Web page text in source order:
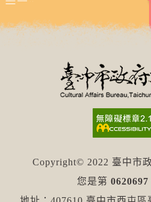
Copyright© 2022 臺中市
您是第 0620697